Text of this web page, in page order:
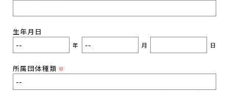
生年月日
年 月 日
所属団体種類 ※